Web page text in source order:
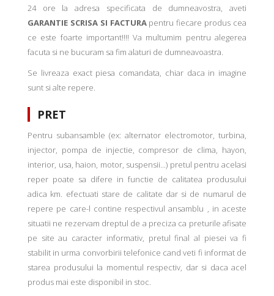
24 ore la adresa specificata de dumneavostra, aveti
GARANTIE SCRISA SI FACTURApentru fiecare produs cea
ce este foarte important!!!! Va multumim pentru alegerea
facuta si ne bucuram sa fim alaturi de dumneavoastra.
Se livreaza exact piesa comandata, chiar daca in imagine
sunt si alte repere.
PRET
Pentru subansamble (ex: alternator electromotor, turbina,
injector, pompa de injectie, compresor de clima, hayon,
interior, usa, haion, motor, suspensii...) pretul pentru acelasi
reper poate sa difere in functie de calitatea produsului
adica km. efectuati stare de calitate dar si de numarul de
repere pe care-l contine respectivul ansamblu , in aceste
situatii ne rezervam dreptul de a preciza ca preturile afisate
pe site au caracter informativ, pretul final al piesei va fi
stabilit in urma convorbirii telefonice cand veti fi informat de
starea produsului la momentul respectiv, dar si daca acel
produs mai este disponibil in stoc.